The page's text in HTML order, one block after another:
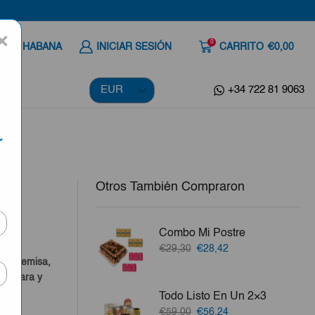
A LA HABANA INICIAR SESIÓN 0 CARRITO €0,00
+34 722 81 9063
Artemisa,
Clara y
Otros También Compraron
Combo Mi Postre
€29,30 El
€29,30.
€28,42El
€28,42.
Todo Listo En Un 2×3
€59,00 El
€56,24El